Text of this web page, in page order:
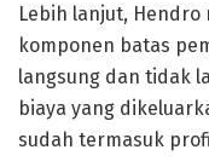
Lebih lanjut,
komponen batas
langsung dan tidak
biaya yang
sudah termasuk